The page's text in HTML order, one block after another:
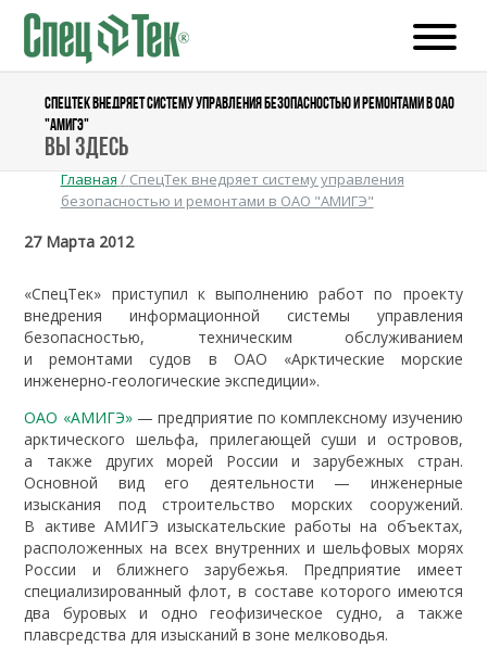
СПЕЦТЕК ВНЕДРЯЕТ СИСТЕМУ УПРАВЛЕНИЯ БЕЗОПАСНОСТЬЮ И РЕМОНТАМИ В ОАО
"АМИГЭ"
Вы здесь
Главная / СпецТек внедряет систему управления
безопасностью и ремонтами в ОАО "АМИГЭ"
27 Марта 2012
«СпецТек» приступил к выполнению работ по проекту
внедрения информационной системы управления
безопасностью, техническим обслуживанием
и ремонтами судов в ОАО «Арктические морские
инженерно-геологические экспедиции».
ОАО «АМИГЭ»— предприятие по комплексному изучению
арктического шельфа, прилегающей суши и островов,
а также других морей России и зарубежных стран.
Основной вид его деятельности — инженерные
изыскания под строительство морских сооружений.
В активе АМИГЭ изыскательские работы на объектах,
расположенных на всех внутренних и шельфовых морях
России и ближнего зарубежья. Предприятие имеет
специализированный флот, в составе которого имеются
два буровых и одно геофизическое судно, а также
плавсредства для изысканий в зоне мелководья.